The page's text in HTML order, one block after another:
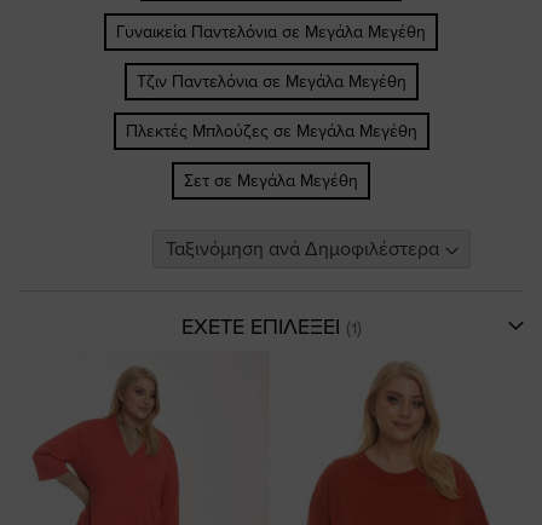
Γυναικεία Παντελόνια σε Μεγάλα Μεγέθη
Τζιν Παντελόνια σε Μεγάλα Μεγέθη
Πλεκτές Μπλούζες σε Μεγάλα Μεγέθη
Σετ σε Μεγάλα Μεγέθη
ΕΧΕΤΕ ΕΠΙΛΕΞΕΙ